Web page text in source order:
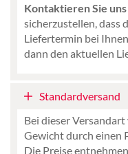
Kontaktieren Sie
sicherzustellen, dass
Liefertermin bei
dann den aktuellen
Standardversand
Bei dieser
Gewicht durch einen
Die Preise